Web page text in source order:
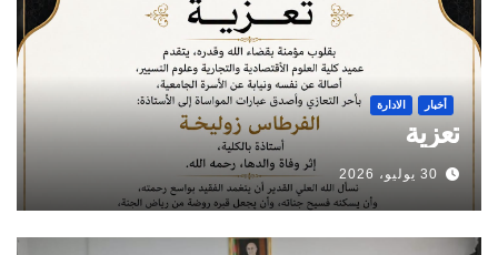
أخبار الادارة
تعزية
30 يوليو، 2026